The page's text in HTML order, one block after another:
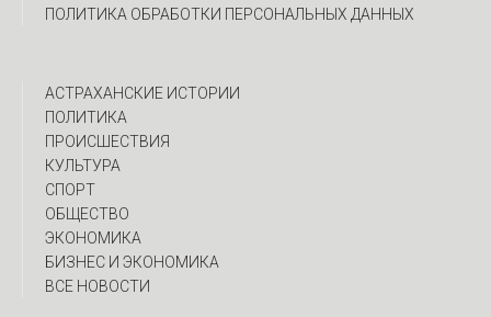
ПОЛИТИКА ОБРАБОТКИ ПЕРСОНАЛЬНЫХ ДАННЫХ
АСТРАХАНСКИЕ ИСТОРИИ
ПОЛИТИКА
ПРОИСШЕСТВИЯ
КУЛЬТУРА
СПОРТ
ОБЩЕСТВО
ЭКОНОМИКА
БИЗНЕС И ЭКОНОМИКА
ВСЕ НОВОСТИ